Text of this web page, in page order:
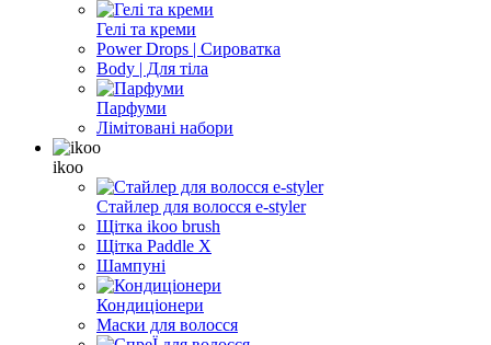
Гелі та креми
Power Drops | Сироватка
Body | Для тіла
Парфуми
Лімітовані набори
ikoo
Стайлер для волосся e-styler
Щітка ikoo brush
Щітка Paddle X
Шампуні
Кондиціонери
Маски для волосся